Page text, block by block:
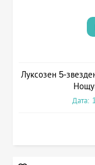
Луксозен 5-
Дата: